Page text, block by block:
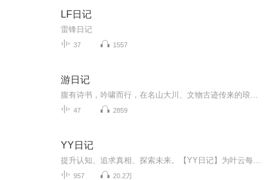
LF日记
雷锋日记
37 1557
游日记
47 2859
YY日记
957 20.2万